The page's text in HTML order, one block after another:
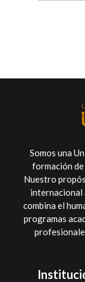
Somos una
formación
Nuestro
internacional
combina el
programas